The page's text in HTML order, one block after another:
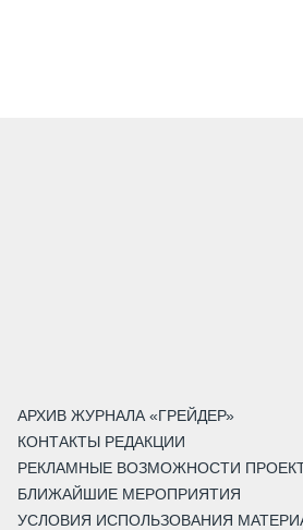
АРХИВ ЖУРНАЛА «ГРЕЙДЕР»
КОНТАКТЫ РЕДАКЦИИ
РЕКЛАМНЫЕ ВОЗМОЖНОСТИ
БЛИЖАЙШИЕ МЕРОПРИЯТИЯ
УСЛОВИЯ ИСПОЛЬЗОВАНИЯ